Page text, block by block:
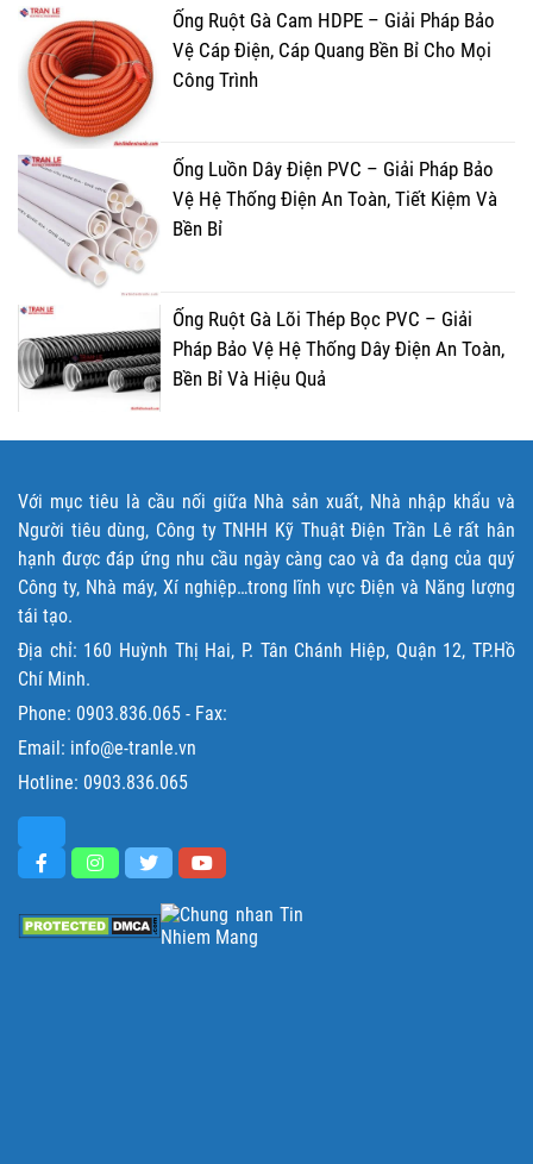
Ống Ruột Gà Cam HDPE – Giải Pháp Bảo
Vệ Cáp Điện, Cáp Quang Bền Bỉ Cho Mọi
Công Trình
Ống Luồn Dây Điện PVC – Giải Pháp Bảo
Vệ Hệ Thống Điện An Toàn, Tiết Kiệm Và
Bền Bỉ
Ống Ruột Gà Lõi Thép Bọc PVC – Giải
Pháp Bảo Vệ Hệ Thống Dây Điện An Toàn,
Bền Bỉ Và Hiệu Quả
Với mục tiêu là cầu nối giữa Nhà sản xuất, Nhà nhập khẩu và
Người tiêu dùng, Công ty TNHH Kỹ Thuật Điện Trần Lê rất hân
hạnh được đáp ứng nhu cầu ngày càng cao và đa dạng của quý
Công ty, Nhà máy, Xí nghiệp…trong lĩnh vực Điện và Năng lượng
tái tạo.
Địa chỉ: 160 Huỳnh Thị Hai, P. Tân Chánh Hiệp, Quận 12, TP.Hồ
Chí Minh.
Phone: 0903.836.065 - Fax:
Email: info@e-tranle.vn
Hotline: 0903.836.065